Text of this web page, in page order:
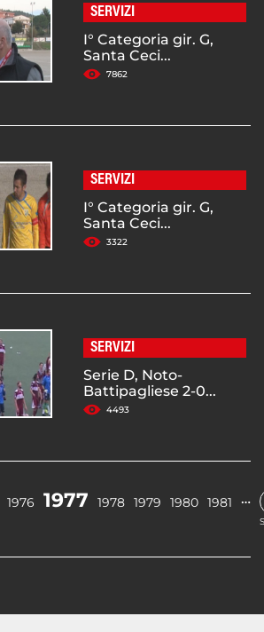
SERVIZI
I° Categoria gir. G,
Santa Ceci...
7862
SERVIZI
I° Categoria gir. G,
Santa Ceci...
3322
SERVIZI
Serie D, Noto-
Battipagliese 2-0...
4493
1976 1977 1978 1979 1980 1981 …